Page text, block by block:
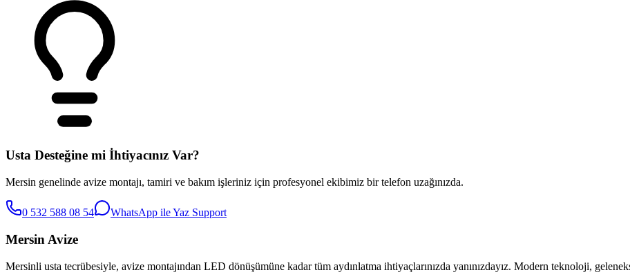
Usta Desteğine mi İhtiyacınız Var?
Mersin genelinde avize montajı, tamiri ve bakım işleriniz için profesyonel ekibimiz bir telefon uzağınızda.
0 532 588 08 54 WhatsApp ile Yaz Support
Mersin Avize
Mersinli usta tecrübesiyle, avize montajından LED dönüşümüne kadar tüm aydınlatma ihtiyaçlarınızda yanınızdayız. Modern teknoloji,